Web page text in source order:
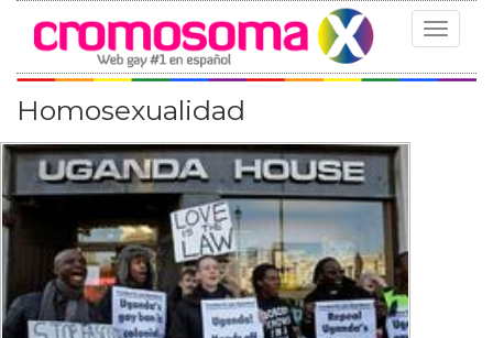
Toggle
Homosexualidad